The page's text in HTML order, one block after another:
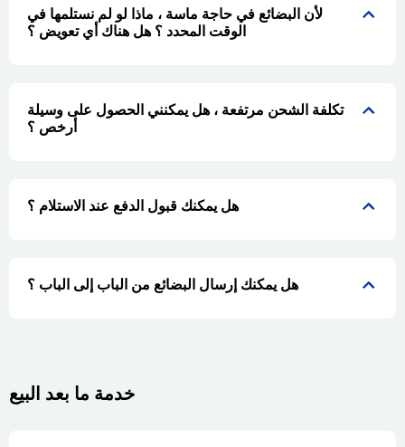
لأن البضائع في حاجة ماسة ، ماذا لو لم نستلمها في
الوقت المحدد ؟ هل هناك أي تعويض ؟
تكلفة الشحن مرتفعة ، هل يمكنني الحصول على وسيلة
أرخص ؟
هل يمكنك قبول الدفع عند الاستلام ؟
هل يمكنك إرسال البضائع من الباب إلى الباب ؟
خدمة ما بعد البيع